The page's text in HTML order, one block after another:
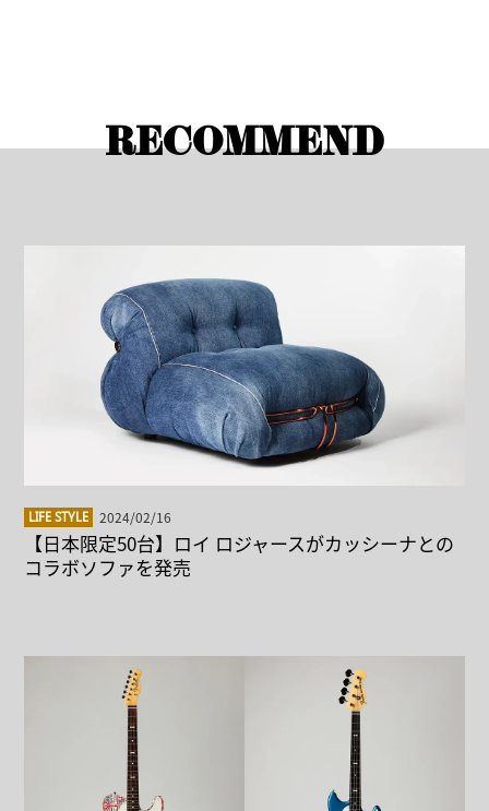
RECOMMEND
LIFE STYLE 2024/02/16
【日本限定50台】ロイ ロジャースがカッシーナとの
コラボソファを発売